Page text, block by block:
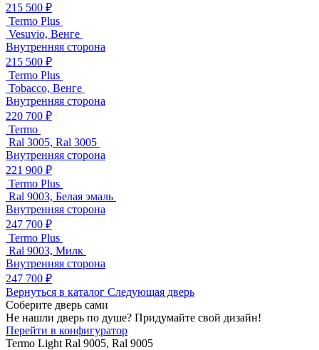
215 500 ₽
Termo Plus
Vesuvio, Венге
Внутренняя сторона
215 500 ₽
Termo Plus
Tobacco, Венге
Внутренняя сторона
220 700 ₽
Termo
Ral 3005, Ral 3005
Внутренняя сторона
221 900 ₽
Termo Plus
Ral 9003, Белая эмаль
Внутренняя сторона
247 700 ₽
Termo Plus
Ral 9003, Милк
Внутренняя сторона
247 700 ₽
Вернуться в каталог Следующая дверь
Соберите дверь сами
Не нашли дверь по душе? Придумайте свой дизайн!
Перейти в конфигуратор
Termo Light Ral 9005, Ral 9005